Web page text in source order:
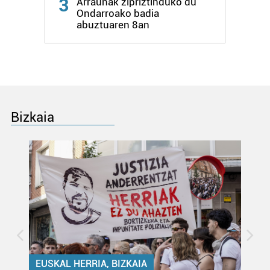
interes komertzial legitimoetan babesten dira. Ikusi gure
bazkideen zerrenda, beren ustez zein helburutarako
datuen atalean. Edozein unetan alda edo ken dezakezu
zure baimena Cookieen adierazpenean.
Webgune honek cookie propioak eta hirugarrenen cookie-
fitxategiak erabiltzen ditu. Zure esperientzia eta
zerbitzuak hobetzeko asmoz, cookie teknologiaz
baliatzen gara. Ohar hau onartuz gero, teknologia hori
erabiltzeko baimen esplizitua ematen diguzu.Gehiago
irakurri
3
Ondarroako badia
abuztuaren 8an
Bizkaia
EUSKAL HERRIA, BIZKAIA